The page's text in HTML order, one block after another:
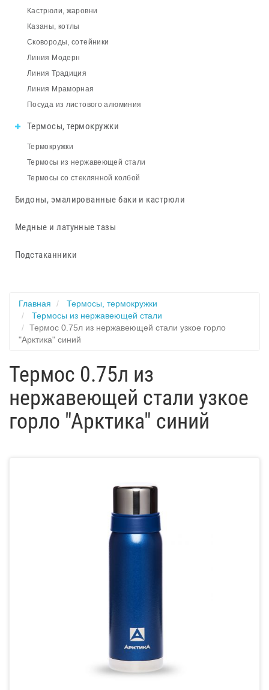
Кастрюли, жаровни
Казаны, котлы
Сковороды, сотейники
Линия Модерн
Линия Традиция
Линия Мраморная
Посуда из листового алюминия
Термосы, термокружки
Термокружки
Термосы из нержавеющей стали
Термосы со стеклянной колбой
Бидоны, эмалированные баки и кастрюли
Медные и латунные тазы
Подстаканники
Главная
Термосы, термокружки
Термосы из нержавеющей стали
Термос 0.75л из нержавеющей стали узкое горло
"Арктика" синий
Термос 0.75л из
нержавеющей стали узкое
горло "Арктика" синий